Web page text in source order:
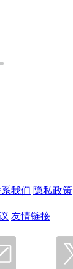
我们 隐私政策
友情链接